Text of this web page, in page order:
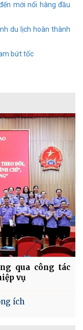
mới nổi hàng đầu
du lịch hoàn thành
bứt tốc
qua công tác
vụ
ích